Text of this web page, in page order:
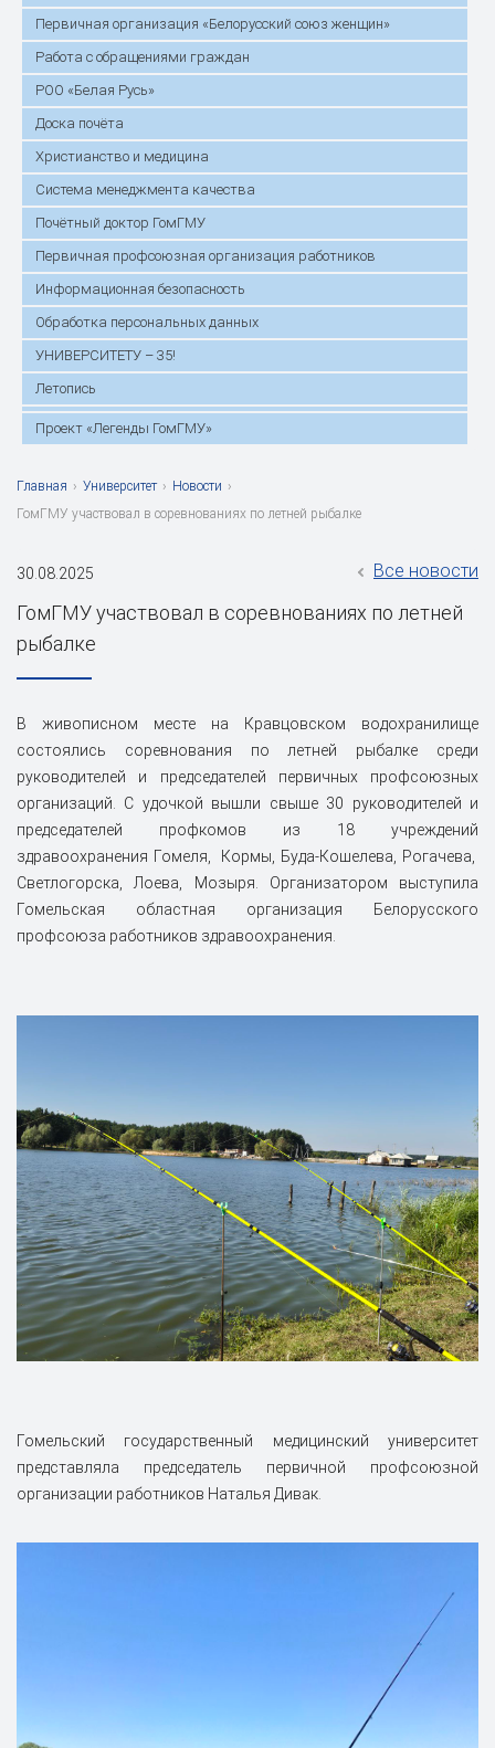
Первичная организация «Белорусский союз женщин»
Работа с обращениями граждан
РОО «Белая Русь»
Доска почёта
Христианство и медицина
Система менеджмента качества
Почётный доктор ГомГМУ
Первичная профсоюзная организация работников
Информационная безопасность
Обработка персональных данных
УНИВЕРСИТЕТУ – 35!
Летопись
Проект «Легенды ГомГМУ»
Главная › Университет › Новости ›
ГомГМУ участвовал в соревнованиях по летней рыбалке
30.08.2025 Все новости
ГомГМУ участвовал в соревнованиях по летней
рыбалке
В живописном месте на Кравцовском водохранилище
состоялись соревнования по летней рыбалке среди
руководителей и председателей первичных профсоюзных
организаций. С удочкой вышли свыше 30 руководителей и
председателей профкомов из 18 учреждений
здравоохранения Гомеля, Кормы, Буда-Кошелева, Рогачева,
Светлогорска, Лоева, Мозыря. Организатором выступила
Гомельская областная организация Белорусского
профсоюза работников здравоохранения.
Гомельский государственный медицинский университет
представляла председатель первичной профсоюзной
организации работников Наталья Дивак.